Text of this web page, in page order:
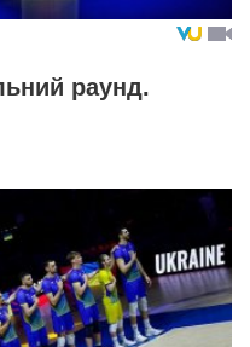
раунд.